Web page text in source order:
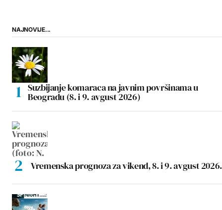
NAJNOVIJE...
Suzbijanje komaraca na javnim površinama u
Beogradu (8. i 9. avgust 2026)
Vremenska prognoza za vikend, 8. i 9. avgust 2026.